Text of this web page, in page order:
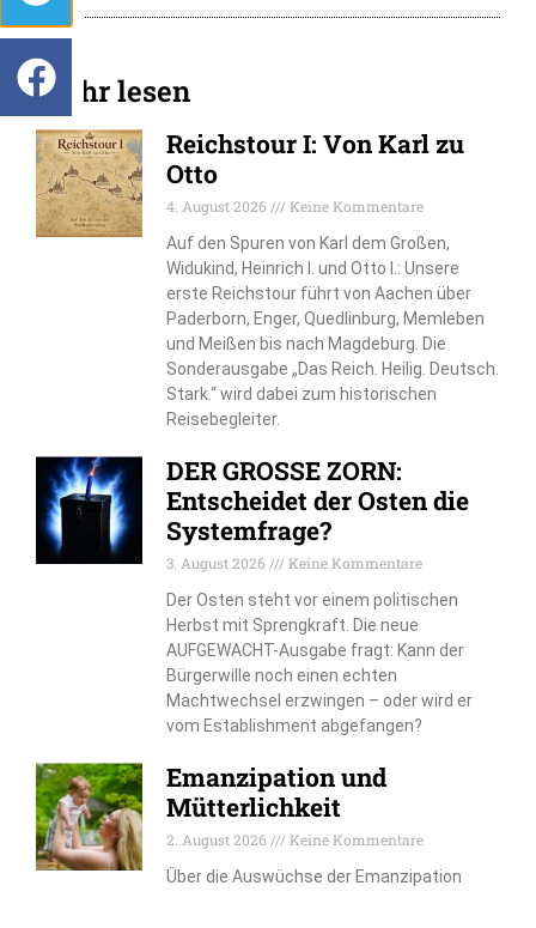
Mehr lesen
Reichstour I: Von Karl zu
Otto
4. August 2026
Keine Kommentare
Auf den Spuren von Karl dem Großen,
Widukind, Heinrich I. und Otto I.: Unsere
erste Reichstour führt von Aachen über
Paderborn, Enger, Quedlinburg, Memleben
und Meißen bis nach Magdeburg. Die
Sonderausgabe „Das Reich. Heilig. Deutsch.
Stark.“ wird dabei zum historischen
Reisebegleiter.
DER GROSSE ZORN:
Entscheidet der Osten die
Systemfrage?
3. August 2026
Keine Kommentare
Der Osten steht vor einem politischen
Herbst mit Sprengkraft. Die neue
AUFGEWACHT-Ausgabe fragt: Kann der
Bürgerwille noch einen echten
Machtwechsel erzwingen – oder wird er
vom Establishment abgefangen?
Emanzipation und
Mütterlichkeit
2. August 2026
Keine Kommentare
Über die Auswüchse der Emanzipation